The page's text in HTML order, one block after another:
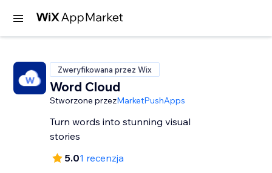
Zweryfikowana przez Wix
Word Cloud
Stworzone przezMarketPushApps
Turn words into stunning visual
stories
5.01 recenzja